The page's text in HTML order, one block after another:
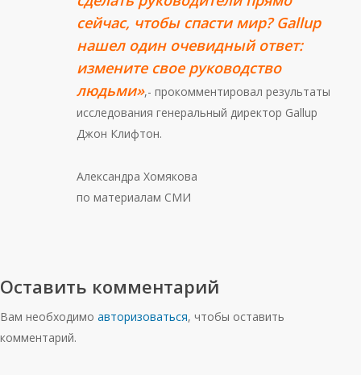
сейчас, чтобы спасти мир? Gallup
нашел один очевидный ответ:
измените свое руководство
людьми»,- прокомментировал результаты
исследования генеральный директор Gallup
Джон Клифтон.
Александра Хомякова
по материалам СМИ
Оставить комментарий
Вам необходимо авторизоваться, чтобы оставить
комментарий.